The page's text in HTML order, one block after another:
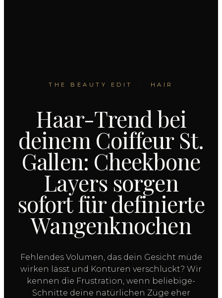
THE BEAUTY EDIT · HAIR
Haar-Trend bei
deinem Coiffeur St.
Gallen: Cheekbone
Layers sorgen
sofort für definierte
Wangenknochen
Fehlendes Volumen, das dein Gesicht müde
wirken lässt und Konturen verschluckt? Wir
kennen die Frustration, wenn beliebige-
Schnitte deine natürlichen Züge eher